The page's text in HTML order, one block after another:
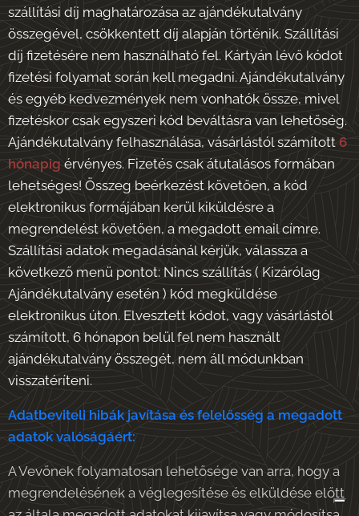
szállítási díj maghatározása az ajándékutalvány
összegével, csökkentett díj alapján történik. Szállítási
díj fizetésére nem használható fel. Kártyán lévő kódot
fizetési folyamat során kell megadni. Ajándékutalvány
és egyéb kedvezmények nem vonhatók össze, mivel
fizetéskor csak egyszeri kód beváltásra van lehetőség.
Ajándékutalvány felhasználása, vásárlástól számított 6
hónapig érvényes. Fizetés csak átutalásos formában
lehetséges! Összeg beérkezést követően, a kód
elektronikus formájában kerül kiküldésre a
megrendelést követően, a megadott email címre.
Szállítási adatok megadásánál kérjük, válassza a
következő menü pontot: Nincs szállítás ( Kizárólag
Ajándékutalvány esetén ) kód megküldése
elektronikus úton. Elvesztett kódot, vagy vásárlástól
számított, 6 hónapon belül fel nem használt
ajándékutalvány összegét, nem áll módunkban
visszatéríteni.
Adatbeviteli hibák javítása és felelősség a megadott
adatok valóságáért:
A Vevőnek folyamatosan lehetősége van arra, hogy a
megrendelésének a véglegesítése és elküldése előtt